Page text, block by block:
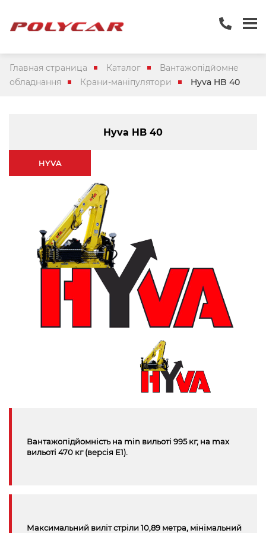
Главная страница Каталог
Вантажопідйомне
обладнання
Крани-маніпулятори Hyva HB 40
Hyva HB 40
HYVA
Вантажопідйомність на min вильоті 995 кг, на max
вильоті 470 кг (версiя Е1).
Максимальний виліт стріли 10,89 метра, мінімальний